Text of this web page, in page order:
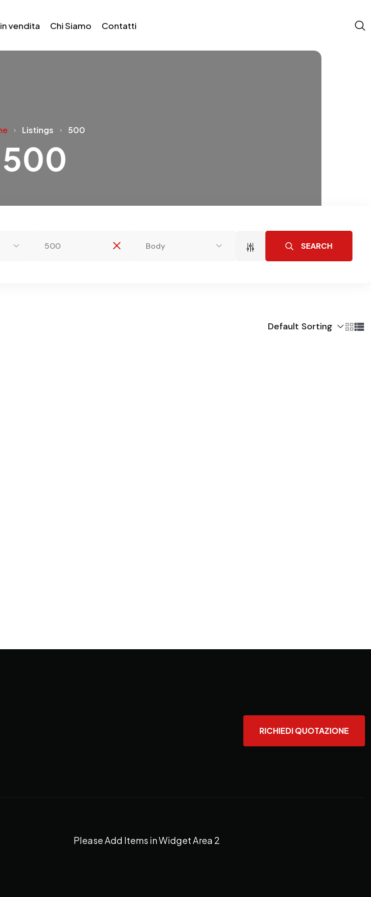
vendita Chi Siamo Contatti
Listings 500
500
500 Body SEARCH
Default Sorting
RICHIEDI QUOTAZIONE
Please Add Items in Widget Area 2